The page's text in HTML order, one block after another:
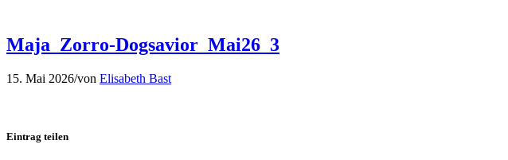
Maja_Zorro-Dogsavior_Mai26_3
15. Mai 2026/von Elisabeth Bast
Eintrag teilen